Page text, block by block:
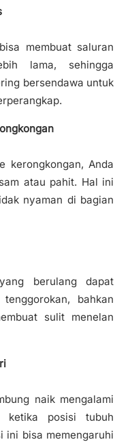
membuat saluran
lama, sehingga
bersendawa untuk
kerongkongan, Anda
atau pahit. Hal ini
nyaman di bagian
berulang dapat
bahkan
sulit menelan
naik mengalami
ketika posisi tubuh
ini bisa memengaruhi